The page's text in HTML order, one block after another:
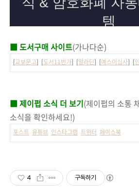
■ 도서구매 사이트(가나다순)
[교보문고] [도서11번가] [알라딘] [예스이십사] [
■ 제이펍 소식 더 보기(제이펍의 소통
소식을 확인하세요!)
포스트 유튜브 인스타그램 트위터 페이스북
4 구독하기